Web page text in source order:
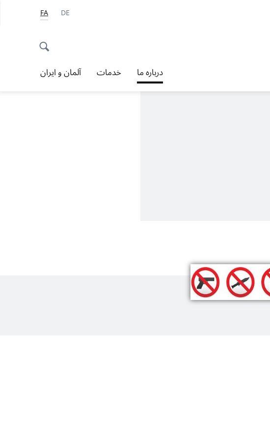
DE
FA
درباره ما خدمات آلمان و ایران